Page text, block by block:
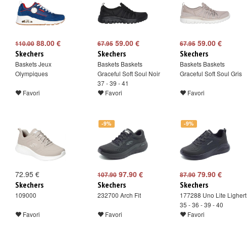
110.00 88.00 €
Skechers
Baskets Jeux
Olympiques
Favori
67.95 59.00 €
Skechers
Baskets Baskets
Graceful Soft Soul Noir
37 - 39 - 41
Favori
67.95 59.00 €
Skechers
Baskets Baskets
Graceful Soft Soul Gris
Favori
72.95 €
Skechers
109000
Favori
-9%
107.90 97.90 €
Skechers
232700 Arch Fit
Favori
-9%
87.90 79.90 €
Skechers
177288 Uno Lite Lighert
35 - 36 - 39 - 40
Favori